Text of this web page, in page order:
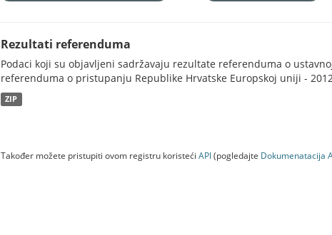
Rezultati referenduma
Podaci koji su objavljeni sadržavaju rezultate referenduma o
referenduma o pristupanju Republike Hrvatske Europskoj uniji -
ZIP
Također možete pristupiti ovom registru koristeći API(pogledajte Dokumenаtаcijа